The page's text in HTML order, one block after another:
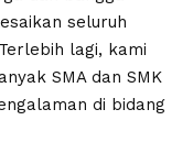
seluruh
lagi, kami
SMA dan SMK
di bidang